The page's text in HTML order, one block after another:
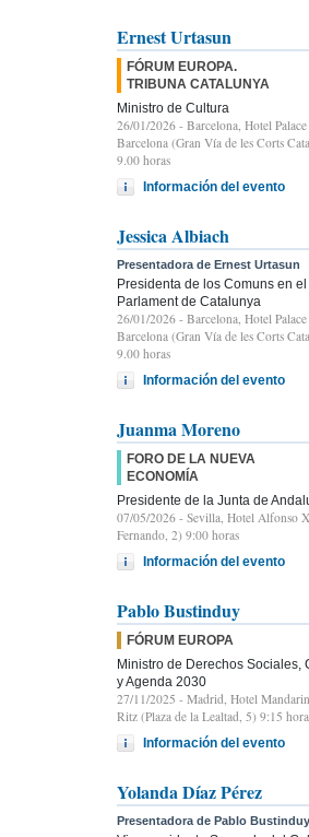
Ernest Urtasun
FÓRUM EUROPA.
TRIBUNA CATALUNYA
Ministro de Cultura
26/01/2026 - Barcelona, Hotel
Barcelona (Gran Vía de les Corts
9.00 horas
Información del evento
Jessica Albiach
Presentadora de Ernest Urtasun
Presidenta de los Comuns en el
Parlament de Catalunya
26/01/2026 - Barcelona, Hotel
Barcelona (Gran Vía de les Corts
9.00 horas
Información del evento
Juanma Moreno
FORO DE LA NUEVA
ECONOMÍA
Presidente de la Junta de
07/05/2026 - Sevilla, Hotel Alfonso
Fernando, 2) 9:00 horas
Información del evento
Pablo Bustinduy
FÓRUM EUROPA
Ministro de Derechos Sociales,
y Agenda 2030
27/11/2025 - Madrid, Hotel
Ritz (Plaza de la Lealtad, 5) 9:15
Información del evento
Yolanda Díaz Pérez
Presentadora de Pablo Bustinduy